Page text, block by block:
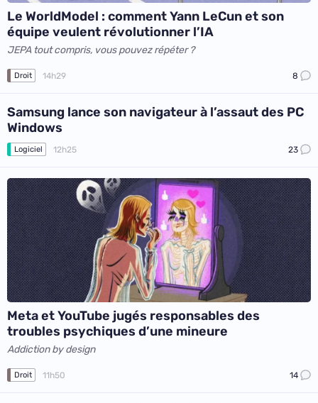
Le WorldModel : comment Yann LeCun et son
équipe veulent révolutionner l’IA
JEPA tout compris, vous pouvez répéter ?
Droit 14h29 8
Samsung lance son navigateur à l’assaut des PC
Windows
Logiciel 12h25 23
Meta et YouTube jugés responsables des
troubles psychiques d’une mineure
Addiction by design
Droit 11h50 14